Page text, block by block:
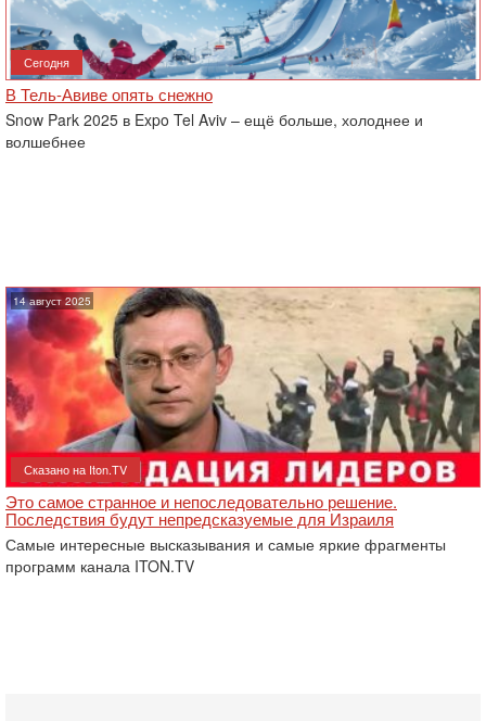
Сегодня
В Тель-Авиве опять снежно
Snow Park 2025 в Expo Tel Aviv – ещё больше, холоднее и
волшебнее
14 август 2025
Сказано на Iton.TV
Это самое странное и непоследовательно решение.
Последствия будут непредсказуемые для Израиля
Самые интересные высказывания и самые яркие фрагменты
программ канала ITON.TV